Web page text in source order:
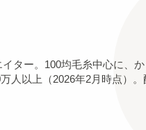
ター。100均毛糸中心に、
人以上（2026年2月時点）